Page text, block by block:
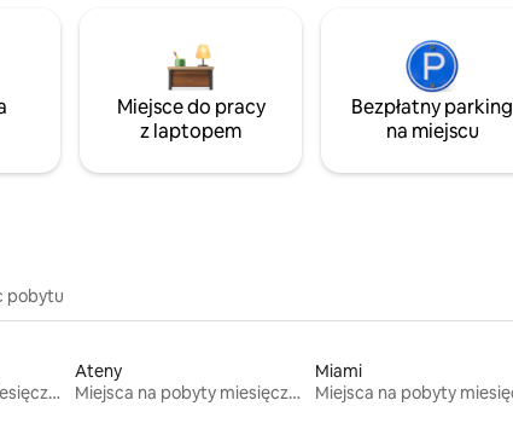
Miejsce do pracy
z laptopem
Bezpłatny parking
na miejscu
pobytu
Miejsca na pobyty miesięczne
Ateny
Miejsca na pobyty miesięczne
Miami